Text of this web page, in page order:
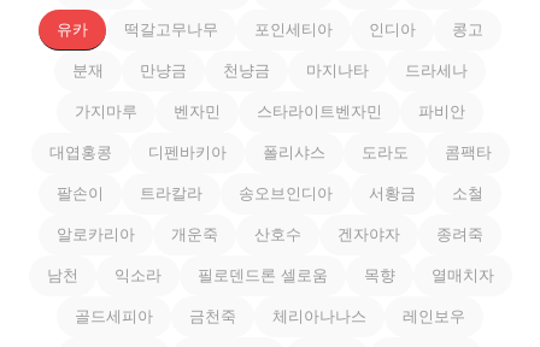
유카 떡갈고무나무 포인세티아 인디아 콩고
분재 만냥금 천냥금 마지나타 드라세나
가지마루 벤자민 스타라이트벤자민 파비안
대엽홍콩 디펜바키아 폴리샤스 도라도 콤팩타
팔손이 트라칼라 송오브인디아 서황금 소철
알로카리아 개운죽 산호수 겐자야자 종려죽
남천 익소라 필로덴드론 셀로움 목향 열매치자
골드세피아 금천죽 체리아나나스 레인보우